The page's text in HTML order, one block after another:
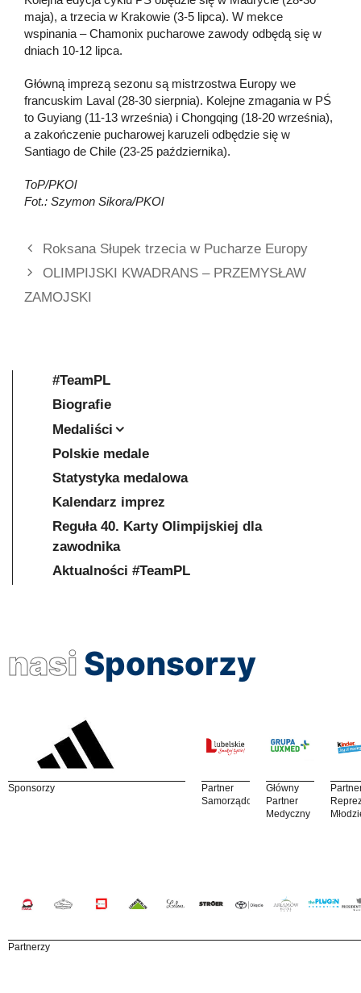
maja), a trzecia w Krakowie (3-5 lipca). W mekce
wspinania – Chamonix pucharowe zawody odbędą się w
dniach 10-12 lipca.
Główną imprezą sezonu są mistrzostwa Europy we
francuskim Laval (28-30 sierpnia). Kolejne zmagania w PŚ
to Guyiang (11-13 września) i Chongqing (18-20 września),
a zakończenie pucharowej karuzeli odbędzie się w
Santiago de Chile (23-25 października).
ToP/PKOl
Fot.: Szymon Sikora/PKOl
Roksana Słupek trzecia w Pucharze Europy
OLIMPIJSKI KWADRANS – PRZEMYSŁAW
ZAMOJSKI
#TeamPL
Biografie
Medaliści
Polskie medale
Statystyka medalowa
Kalendarz imprez
Reguła 40. Karty Olimpijskiej dla
zawodnika
Aktualności #TeamPL
nasi Sponsorzy
Sponsorzy
Partner
Samorządowy
Główny
Partner
Medyczny
Partnerzy